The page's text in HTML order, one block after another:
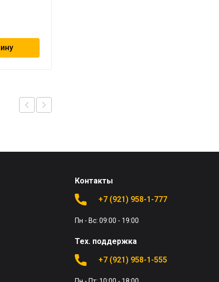
Контакты
+7 (921) 958-1-777
Пн - Вс: 09:00 - 19:00
Тех. поддержка
+7 (921) 958-1-555